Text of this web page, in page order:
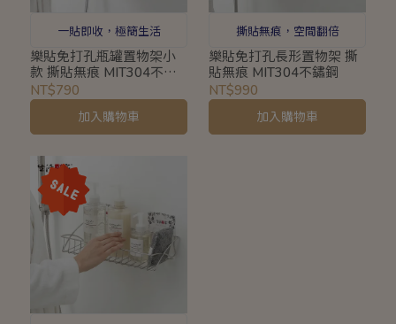
一貼即收，極簡生活
樂貼免打孔瓶罐置物架小
款 撕貼無痕 MIT304不鏽
鋼
NT$790
加入購物車
撕貼無痕，空間翻倍
樂貼免打孔長形置物架 撕
貼無痕 MIT304不鏽鋼
NT$990
加入購物車